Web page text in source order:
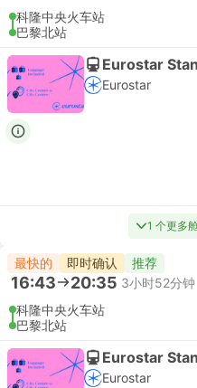
科隆中央火车站
巴黎北站
Eurostar
Eurostar
1 个更多
最快的 即时确认 推荐
16:43 20:35 3小时52分钟
科隆中央火车站
巴黎北站
Eurostar
Eurostar